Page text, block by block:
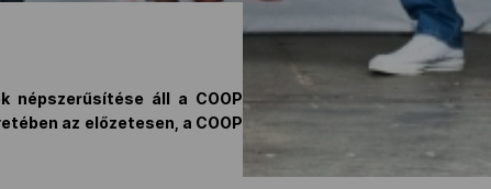
népszerűsítése áll a COOP
az előzetesen, a COOP